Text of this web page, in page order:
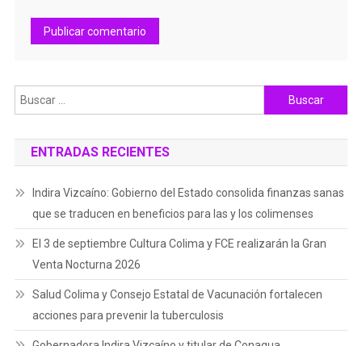
Buscar:
ENTRADAS RECIENTES
Indira Vizcaíno: Gobierno del Estado consolida finanzas sanas
que se traducen en beneficios para las y los colimenses
El 3 de septiembre Cultura Colima y FCE realizarán la Gran
Venta Nocturna 2026
Salud Colima y Consejo Estatal de Vacunación fortalecen
acciones para prevenir la tuberculosis